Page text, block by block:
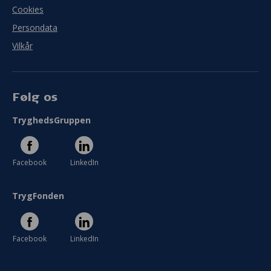
Cookies
Persondata
Vilkår
Følg os
TryghedsGruppen
Facebook LinkedIn
TrygFonden
Facebook LinkedIn